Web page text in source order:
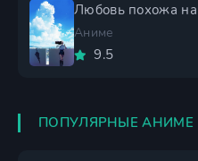
Любовь похожа
Аниме
9.5
ПОПУЛЯРНЫЕ АНИМЕ